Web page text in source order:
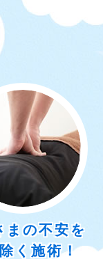
まの不安を
く施術！